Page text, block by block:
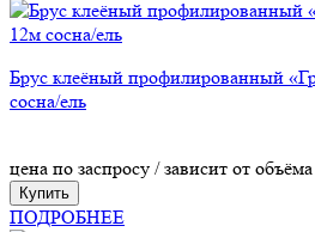
Брус клеёный профилированный
сосна/ель
цена по заспросу / зависит от объёма
Купить
ПОДРОБНЕЕ